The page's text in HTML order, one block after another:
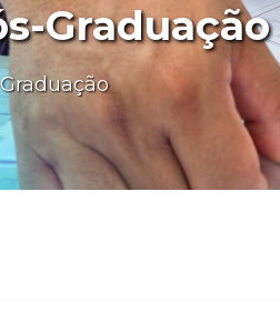
Graduação